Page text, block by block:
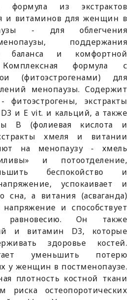
формула из экстрактов
и витаминов для женщин в
- для облегчения
поддержания
баланса и комфортной
формула с
(фитоэстрогенами) для
менопаузы. Содержит
фитоэстрогены, экстракты
и E vit. и кальций, а также
B (фолиевая кислота и
хмеля и витании
на менопаузу - хмель
и потоотделение,
беспокойство и
успокаивает и
сна, а витания (асваганда)
и способствует
равновесию. Он также
и витамин D3, которые
здоровье костей.
уменьшить потерю
у женщин в постменопаузе.
плотность костной ткани
риска остеопоротических